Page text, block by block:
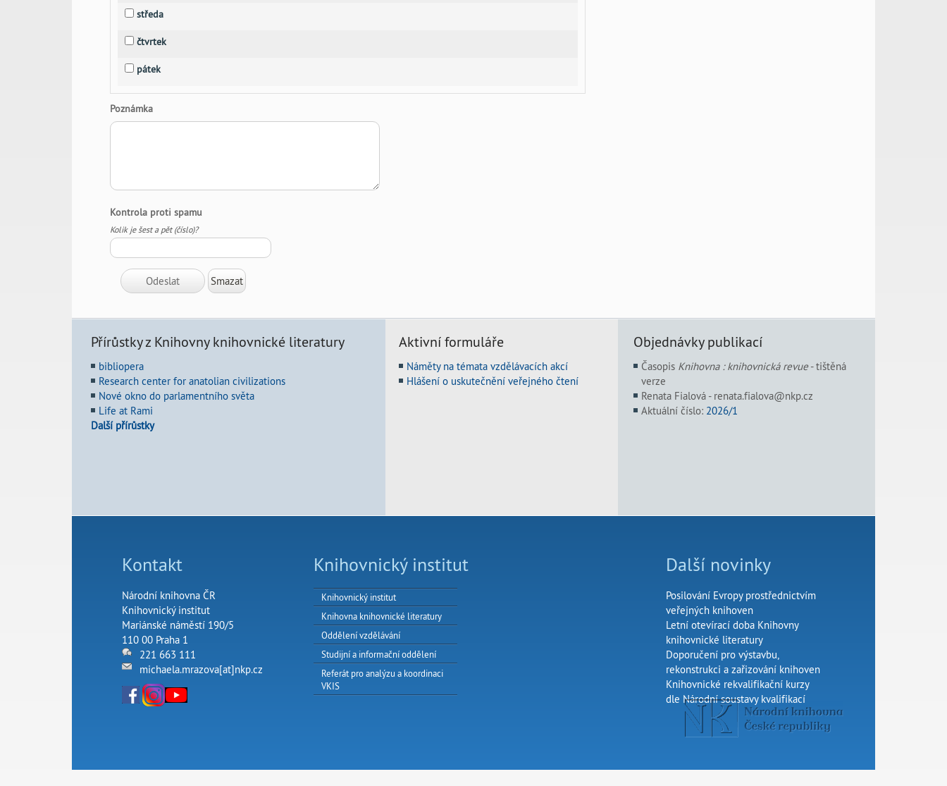
středa
čtvrtek
pátek
Poznámka
Kontrola proti spamu
Kolik je šest a pět (číslo)?
Přírůstky z Knihovny knihovnické literatury
bibliopera
Research center for anatolian civilizations
Nové okno do parlamentního světa
Life at Rami
Další přírůstky
Aktivní formuláře
Náměty na témata vzdělávacích akcí
Hlášení o uskutečnění veřejného čtení
Objednávky publikací
Časopis Knihovna : knihovnická revue- tištěná
verze
Renata Fialová - renata.fialova@nkp.cz
Aktuální číslo: 2026/1
Kontakt
Národní knihovna ČR
Knihovnický institut
Mariánské náměstí 190/5
110 00 Praha 1
221 663 111
michaela.mrazova[at]nkp.cz
Knihovnický institut
Knihovnický institut
Knihovna knihovnické literatury
Oddělení vzdělávání
Studijní a informační oddělení
Referát pro analýzu a koordinaci
VKIS
Další novinky
Posilování Evropy prostřednictvím
veřejných knihoven
Letní otevírací doba Knihovny
knihovnické literatury
Doporučení pro výstavbu,
rekonstrukci a zařizování knihoven
Knihovnické rekvalifikační kurzy
dle Národní soustavy kvalifikací